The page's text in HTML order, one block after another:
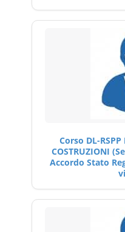
Corso DL-
COSTRUZIONI
Accordo Stato